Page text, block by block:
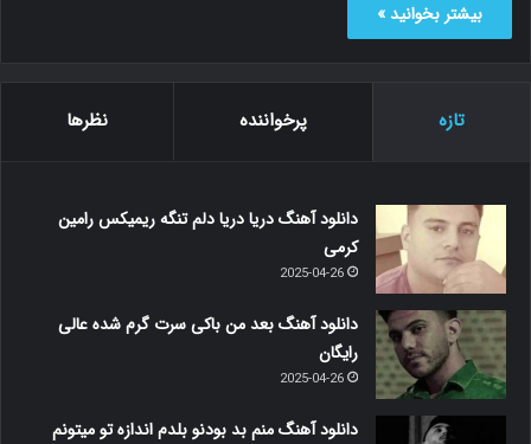
بیشتر بخوانید »
تازه پرخواننده نظرها
دانلود آهنگ دریا دریا دلم تنگه ریمیکس رامین
کرمی
2025-04-26
دانلود آهنگ بعد من باکی سرت گرم شده عالی
رایگان
2025-04-26
دانلود آهنگ منم بد بودنو بلدم اندازه تو میتونم